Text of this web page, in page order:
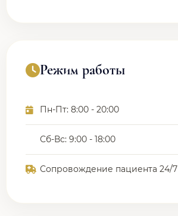
Режим работы
Пн-Пт: 8:00 - 20:00
Сб-Вс: 9:00 - 18:00
Сопровождение пациента 24/7